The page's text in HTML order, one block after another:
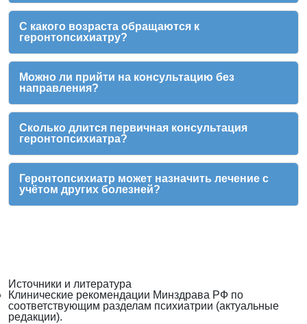
С какого возраста обращаются к
геронтопсихиатру?
Можно ли прийти на консультацию без
направления?
Сколько длится первичная консультация
геронтопсихиатра?
Геронтопсихиатр может назначить лечение с
учётом других болезней?
Источники и литература
Клинические рекомендации Минздрава РФ по
соответствующим разделам психиатрии (актуальные
редакции).